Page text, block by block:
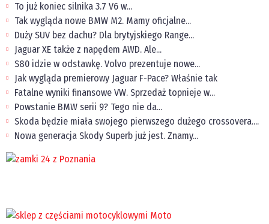
To już koniec silnika 3.7 V6 w...
Tak wygląda nowe BMW M2. Mamy oficjalne...
Duży SUV bez dachu? Dla brytyjskiego Range...
Jaguar XE także z napędem AWD. Ale...
S80 idzie w odstawkę. Volvo prezentuje nowe...
Jak wygląda premierowy Jaguar F-Pace? Właśnie tak
Fatalne wyniki finansowe VW. Sprzedaż topnieje w...
Powstanie BMW serii 9? Tego nie da...
Skoda będzie miała swojego pierwszego dużego crossovera....
Nowa generacja Skody Superb już jest. Znamy...